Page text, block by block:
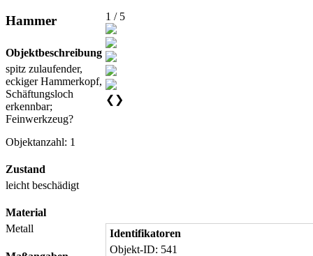
Hammer
Objektbeschreibung
spitz zulaufender,
eckiger Hammerkopf,
Schäftungsloch
erkennbar;
Feinwerkzeug?
Objektanzahl: 1
Zustand
leicht beschädigt
Material
Metall
1 / 5
❮ ❯
Identifikatoren
Objekt-ID: 541